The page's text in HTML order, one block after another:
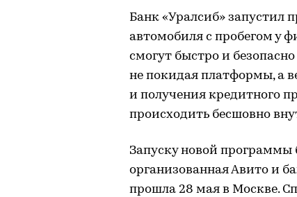
Банк «Уралсиб» запустил
автомобиля с пробегом у
смогут быстро и
не покидая платформы, а
и получения кредитного
происходить бесшовно
Запуску новой программы
организованная Авито и
прошла 28 мая в Москве.